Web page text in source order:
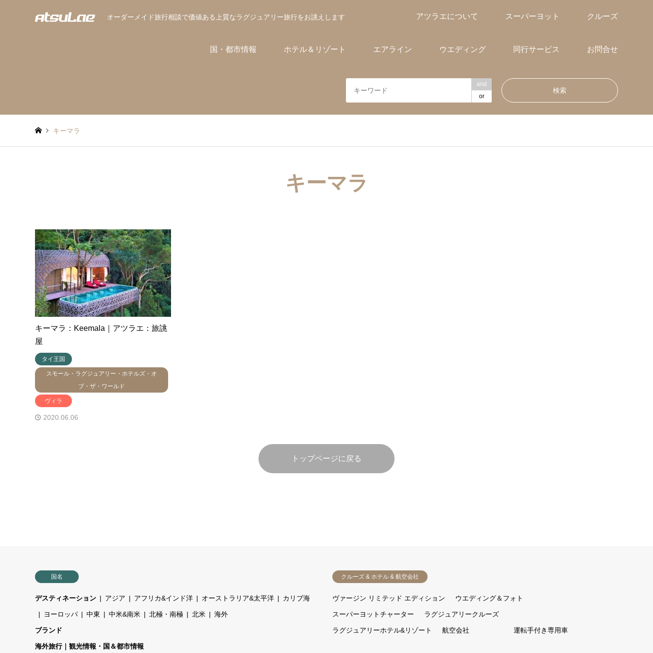
オーダーメイド旅行相談で価値ある上質なラグジュアリー旅行をお誂えします アツラエについて スーパーヨット クルーズ
国・都市情報 ホテル＆リゾート エアライン ウエディング 同行サービス お問合せ
and
or
キーマラ
キーマラ
キーマラ：Keemala｜アツラエ：旅誂
屋
タイ王国
スモール・ラグジュアリー・ホテルズ・オ
ブ・ザ・ワールド
ヴィラ
2020.06.06
トップページに戻る
国名
デスティネーション アジア アフリカ&インド洋 オーストラリア&太平洋 カリブ海
ヨーロッパ 中東 中米&南米 北極・南極 北米 海外
ブランド
海外旅行｜観光情報・国＆都市情報
クルーズ & ホテル & 航空会社
ヴァージン リミテッド エディション ウエディング＆フォト
スーパーヨットチャーター ラグジュアリークルーズ
ラグジュアリーホテル&リゾート 航空会社 運転手付き専用車